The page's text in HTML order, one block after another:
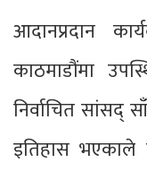
आदानप्रदान
काठमाडौंमा
निर्वाचित सांसद्
इतिहास भएकाले